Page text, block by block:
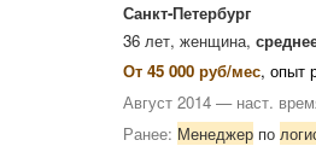
Санкт-Петербург
36 лет, женщина,
От 45 000 руб/мес, опыт
Август 2014 — наст.
Ранее: Менеджер по